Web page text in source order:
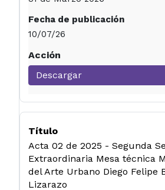
10/07/26
Descargar
Acta 02 de 2025 - Segunda
Extraordinaria Mesa técnica
del Arte Urbano Diego Felipe
Lizarazo